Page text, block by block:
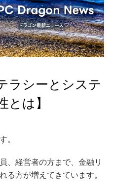
ラシーとシステ
とは】
。
、経営者の方まで、金融リ
る方が増えてきています。